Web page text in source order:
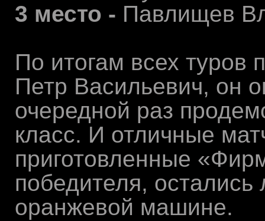
3 место - Павлищев
По итогам всех туров
Петр Васильевич, он
очередной раз
класс. И отличные
приготовленные
победителя, остались
оранжевой машине.